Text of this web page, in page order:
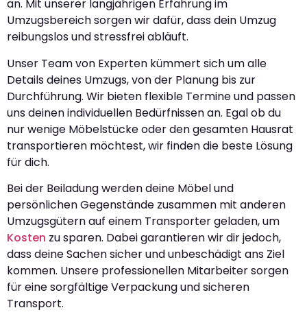
an. Mit unserer langjährigen Erfahrung im
Umzugsbereich sorgen wir dafür, dass dein Umzug
reibungslos und stressfrei abläuft.
Unser Team von Experten kümmert sich um alle
Details deines Umzugs, von der Planung bis zur
Durchführung. Wir bieten flexible Termine und passen
uns deinen individuellen Bedürfnissen an. Egal ob du
nur wenige Möbelstücke oder den gesamten Hausrat
transportieren möchtest, wir finden die beste Lösung
für dich.
Bei der Beiladung werden deine Möbel und
persönlichen Gegenstände zusammen mit anderen
Umzugsgütern auf einem Transporter geladen, um
Kosten zu sparen. Dabei garantieren wir dir jedoch,
dass deine Sachen sicher und unbeschädigt ans Ziel
kommen. Unsere professionellen Mitarbeiter sorgen
für eine sorgfältige Verpackung und sicheren
Transport.